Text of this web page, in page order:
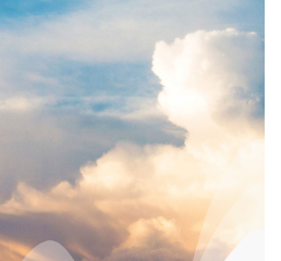
- Seele & Leben